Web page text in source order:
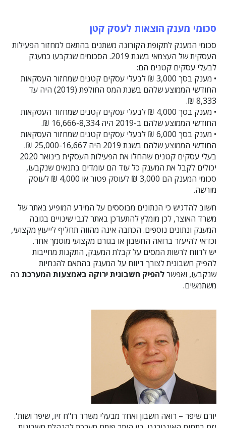
סכומי מענק הוצאות לעסק קטן
סכומי המענק לתקופת הקורונה משתנים בהתאם למחזור הפעילות
העסקית של העצמאי בשנת 2019. הסכומים שנקבעו כמענק
לבעלי עסקים קטנים הם:
• מענק בסך 3,000 ₪ לבעלי עסקים קטנים שמחזור העסקאות
החודשי הממוצע שלהם בשנת המס החולפת (2019) היה עד
8,333 ₪.
• מענק בסך 4,000 ₪ לבעלי עסקים קטנים שמחזור העסקאות
החודשי הממוצע שלהם ב-2019 היה 16,666-8,334 ₪.
• מענק בסך 6,000 ₪ לבעלי עסקים קטנים שמחזור העסקאות
החודשי הממוצע שלהם בשנת 2019 היה 25,000-16,667 ₪.
בעלי עסקים קטנים שהחלו את הפעילות העסקית בינואר 2020
יכולים לקבל את המענק כל עוד הם עומדים בתנאים שנקבעו,
סכומי המענק הם 3,000 ₪ לעוסק פטור או 4,000 ₪ לעוסק
מורשה.
חשוב להדגיש כי הנתונים מבוססים על המידע המופיע באתר של
משרד האוצר, לכן מומלץ להתעדכן באתר לגבי שינויים בגובה
המענק ונתונים נוספים. הכתבה אינה מהווה תחליף לייעוץ מקצועי,
וכדאי להיעזר ברואה החשבון או בגורם מקצועי מוסמך אחר.
יש לדווח לרשות המסים על קבלת המענק, התקנות מחייבות
להפיק חשבונית לצורך דיווח על המענק בהתאם להנחיות
שנקבעו, ואפשרלהפיק חשבונית ירוקה באמצעות המערכת בה
משתמשים.
יורם שיפר – רואה חשבון ואחד מבעלי משרד רו"ח זיו, שיפר ושות'.